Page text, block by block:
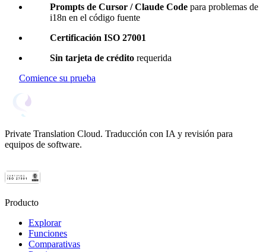
Prompts de Cursor / Claude Code para problemas de
i18n en el código fuente
Certificación ISO 27001
Sin tarjeta de crédito requerida
Comience su prueba
Private Translation Cloud. Traducción con IA y revisión para
equipos de software.
Producto
Explorar
Funciones
Comparativas